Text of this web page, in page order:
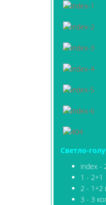
Светло-
index -
1 - 2+1
2 - 1+2
3 - 3